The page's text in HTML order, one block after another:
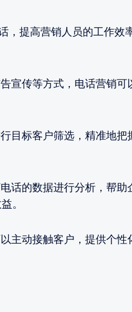
，提高营销人员的工作效
宣传等方式，电话营销可
目标客户筛选，精准地把
话的数据进行分析，帮助
。
主动接触客户，提供个性